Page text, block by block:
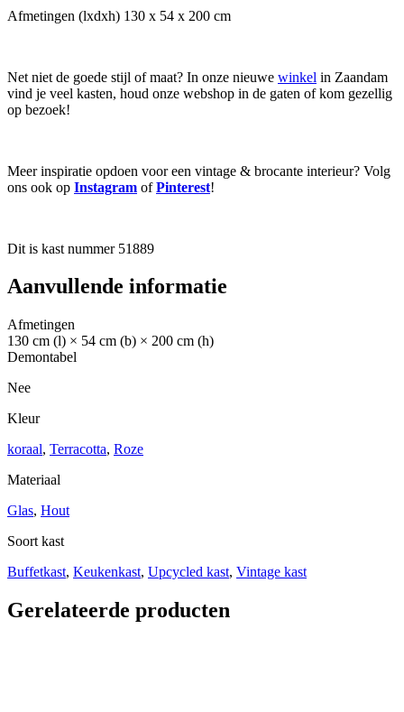
Afmetingen (lxdxh) 130 x 54 x 200 cm
Net niet de goede stijl of maat? In onze nieuwe winkel in Zaandam
vind je veel kasten, houd onze webshop in de gaten of kom gezellig
op bezoek!
Meer inspiratie opdoen voor een vintage & brocante interieur? Volg
ons ook op Instagram ofPinterest!
Dit is kast nummer 51889
Aanvullende informatie
Afmetingen
130 cm (l) × 54 cm (b) × 200 cm (h)
Demontabel
Nee
Kleur
koraal, Terracotta, Roze
Materiaal
Glas, Hout
Soort kast
Buffetkast, Keukenkast, Upcycled kast, Vintage kast
Gerelateerde producten